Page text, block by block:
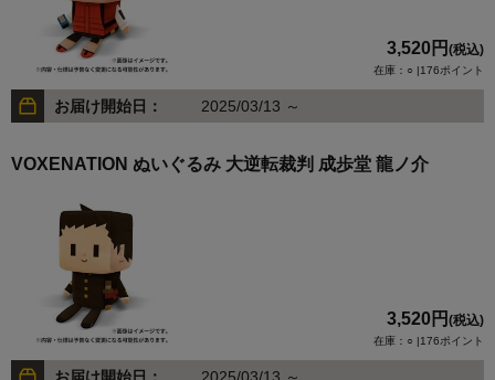
3,520円 (税込)
在庫：○ |176ポイント
お届け開始日： 2025/03/13 ～
VOXENATION ぬいぐるみ 大逆転裁判 成歩堂 龍ノ介
3,520円 (税込)
在庫：○ |176ポイント